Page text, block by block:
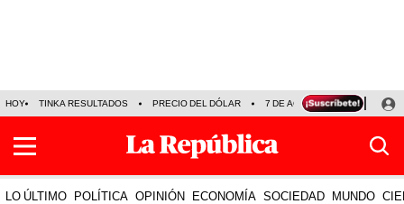
HOY TINKA RESULTADOS PRECIO DEL DÓLAR 7 DE AGOSTO OLLANTA
LO ÚLTIMO POLÍTICA OPINIÓN ECONOMÍA SOCIEDAD MUNDO